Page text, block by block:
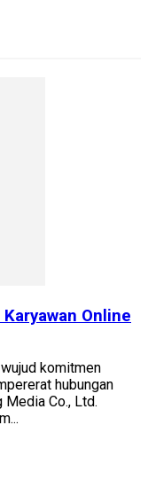
Online
komitmen
hubungan
Media Co., Ltd.